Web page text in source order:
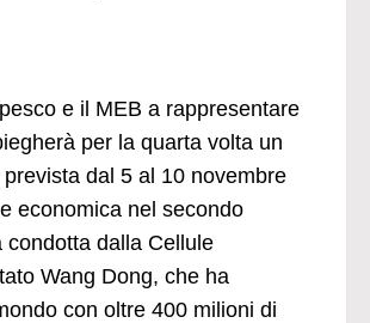
e il MEB a rappresentare
per la quarta volta un
dal 5 al 10 novembre
economica nel secondo
condotta dalla Cellule
Wang Dong, che ha
con oltre 400 milioni di